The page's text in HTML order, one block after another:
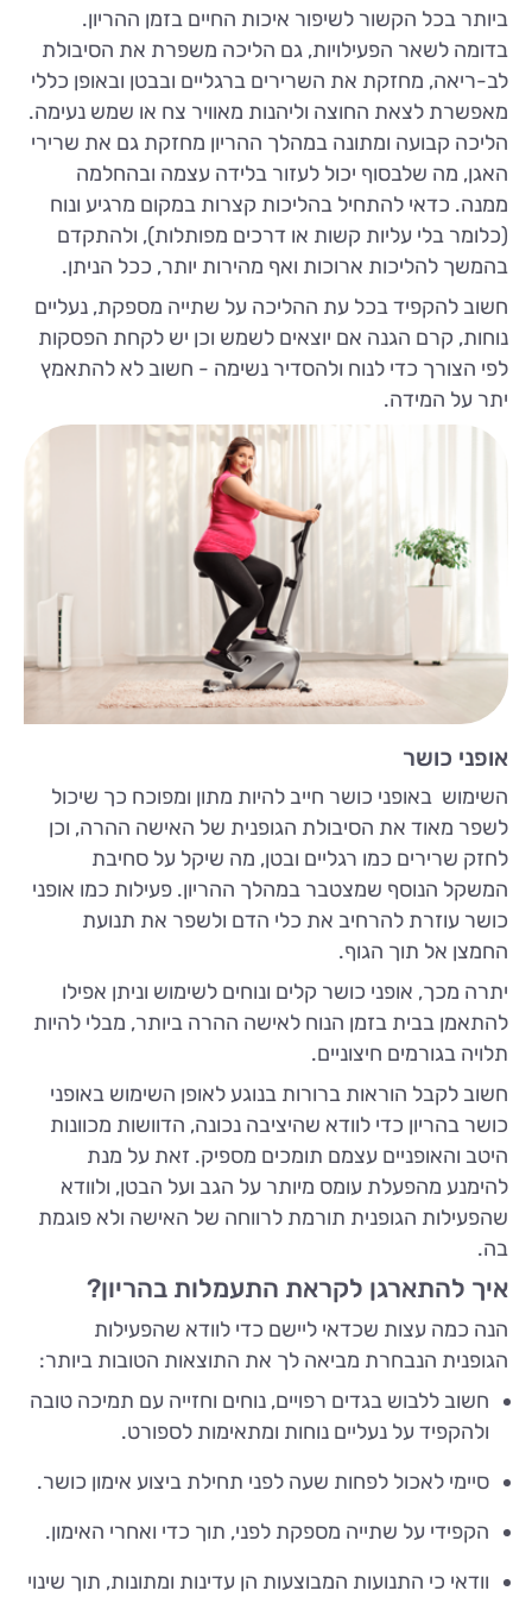
ביותר בכל הקשור לשיפור איכות החיים בזמן ההריון.
בדומה לשאר הפעילויות, גם הליכה משפרת את הסיבולת
לב-ריאה, מחזקת את השרירים ברגליים ובבטן ובאופן כללי
מאפשרת לצאת החוצה וליהנות מאוויר צח או שמש נעימה.
הליכה קבועה ומתונה במהלך ההריון מחזקת גם את שרירי
האגן, מה שלבסוף יכול לעזור בלידה עצמה ובהחלמה
ממנה. כדאי להתחיל בהליכות קצרות במקום מרגיע ונוח
(כלומר בלי עליות קשות או דרכים מפותלות), ולהתקדם
בהמשך להליכות ארוכות ואף מהירות יותר, ככל הניתן.
חשוב להקפיד בכל עת ההליכה על שתייה מספקת, נעליים
נוחות, קרם הגנה אם יוצאים לשמש וכן יש לקחת הפסקות
לפי הצורך כדי לנוח ולהסדיר נשימה - חשוב לא להתאמץ
יתר על המידה.
אופני כושר
השימוש באופני כושר חייב להיות מתון ומפוכח כך שיכול
לשפר מאוד את הסיבולת הגופנית של האישה ההרה, וכן
לחזק שרירים כמו רגליים ובטן, מה שיקל על סחיבת
המשקל הנוסף שמצטבר במהלך ההריון. פעילות כמו אופני
כושר עוזרת להרחיב את כלי הדם ולשפר את תנועת
החמצן אל תוך הגוף.
יתרה מכך, אופני כושר קלים ונוחים לשימוש וניתן אפילו
להתאמן בבית בזמן הנוח לאישה ההרה ביותר, מבלי להיות
תלויה בגורמים חיצוניים.
חשוב לקבל הוראות ברורות בנוגע לאופן השימוש באופני
כושר בהריון כדי לוודא שהיציבה נכונה, הדוושות מכוונות
היטב והאופניים עצמם תומכים מספיק. זאת על מנת
להימנע מהפעלת עומס מיותר על הגב ועל הבטן, ולוודא
שהפעילות הגופנית תורמת לרווחה של האישה ולא פוגמת
בה.
איך להתארגן לקראת התעמלות בהריון?
הנה כמה עצות שכדאי ליישם כדי לוודא שהפעילות
הגופנית הנבחרת מביאה לך את התוצאות הטובות ביותר:
חשוב ללבוש בגדים רפויים, נוחים וחזייה עם תמיכה טובה
ולהקפיד על נעליים נוחות ומתאימות לספורט.
סיימי לאכול לפחות שעה לפני תחילת ביצוע אימון כושר.
הקפידי על שתייה מספקת לפני, תוך כדי ואחרי האימון.
וודאי כי התנועות המבוצעות הן עדינות ומתונות, תוך שינוי